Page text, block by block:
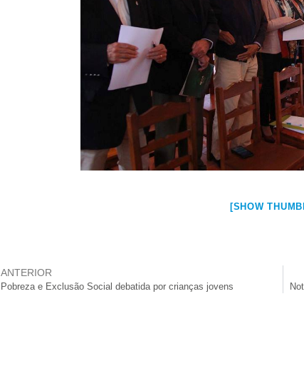
[SHOW
ANTERIOR
Pobreza e Exclusão Social debatida por crianças jovens